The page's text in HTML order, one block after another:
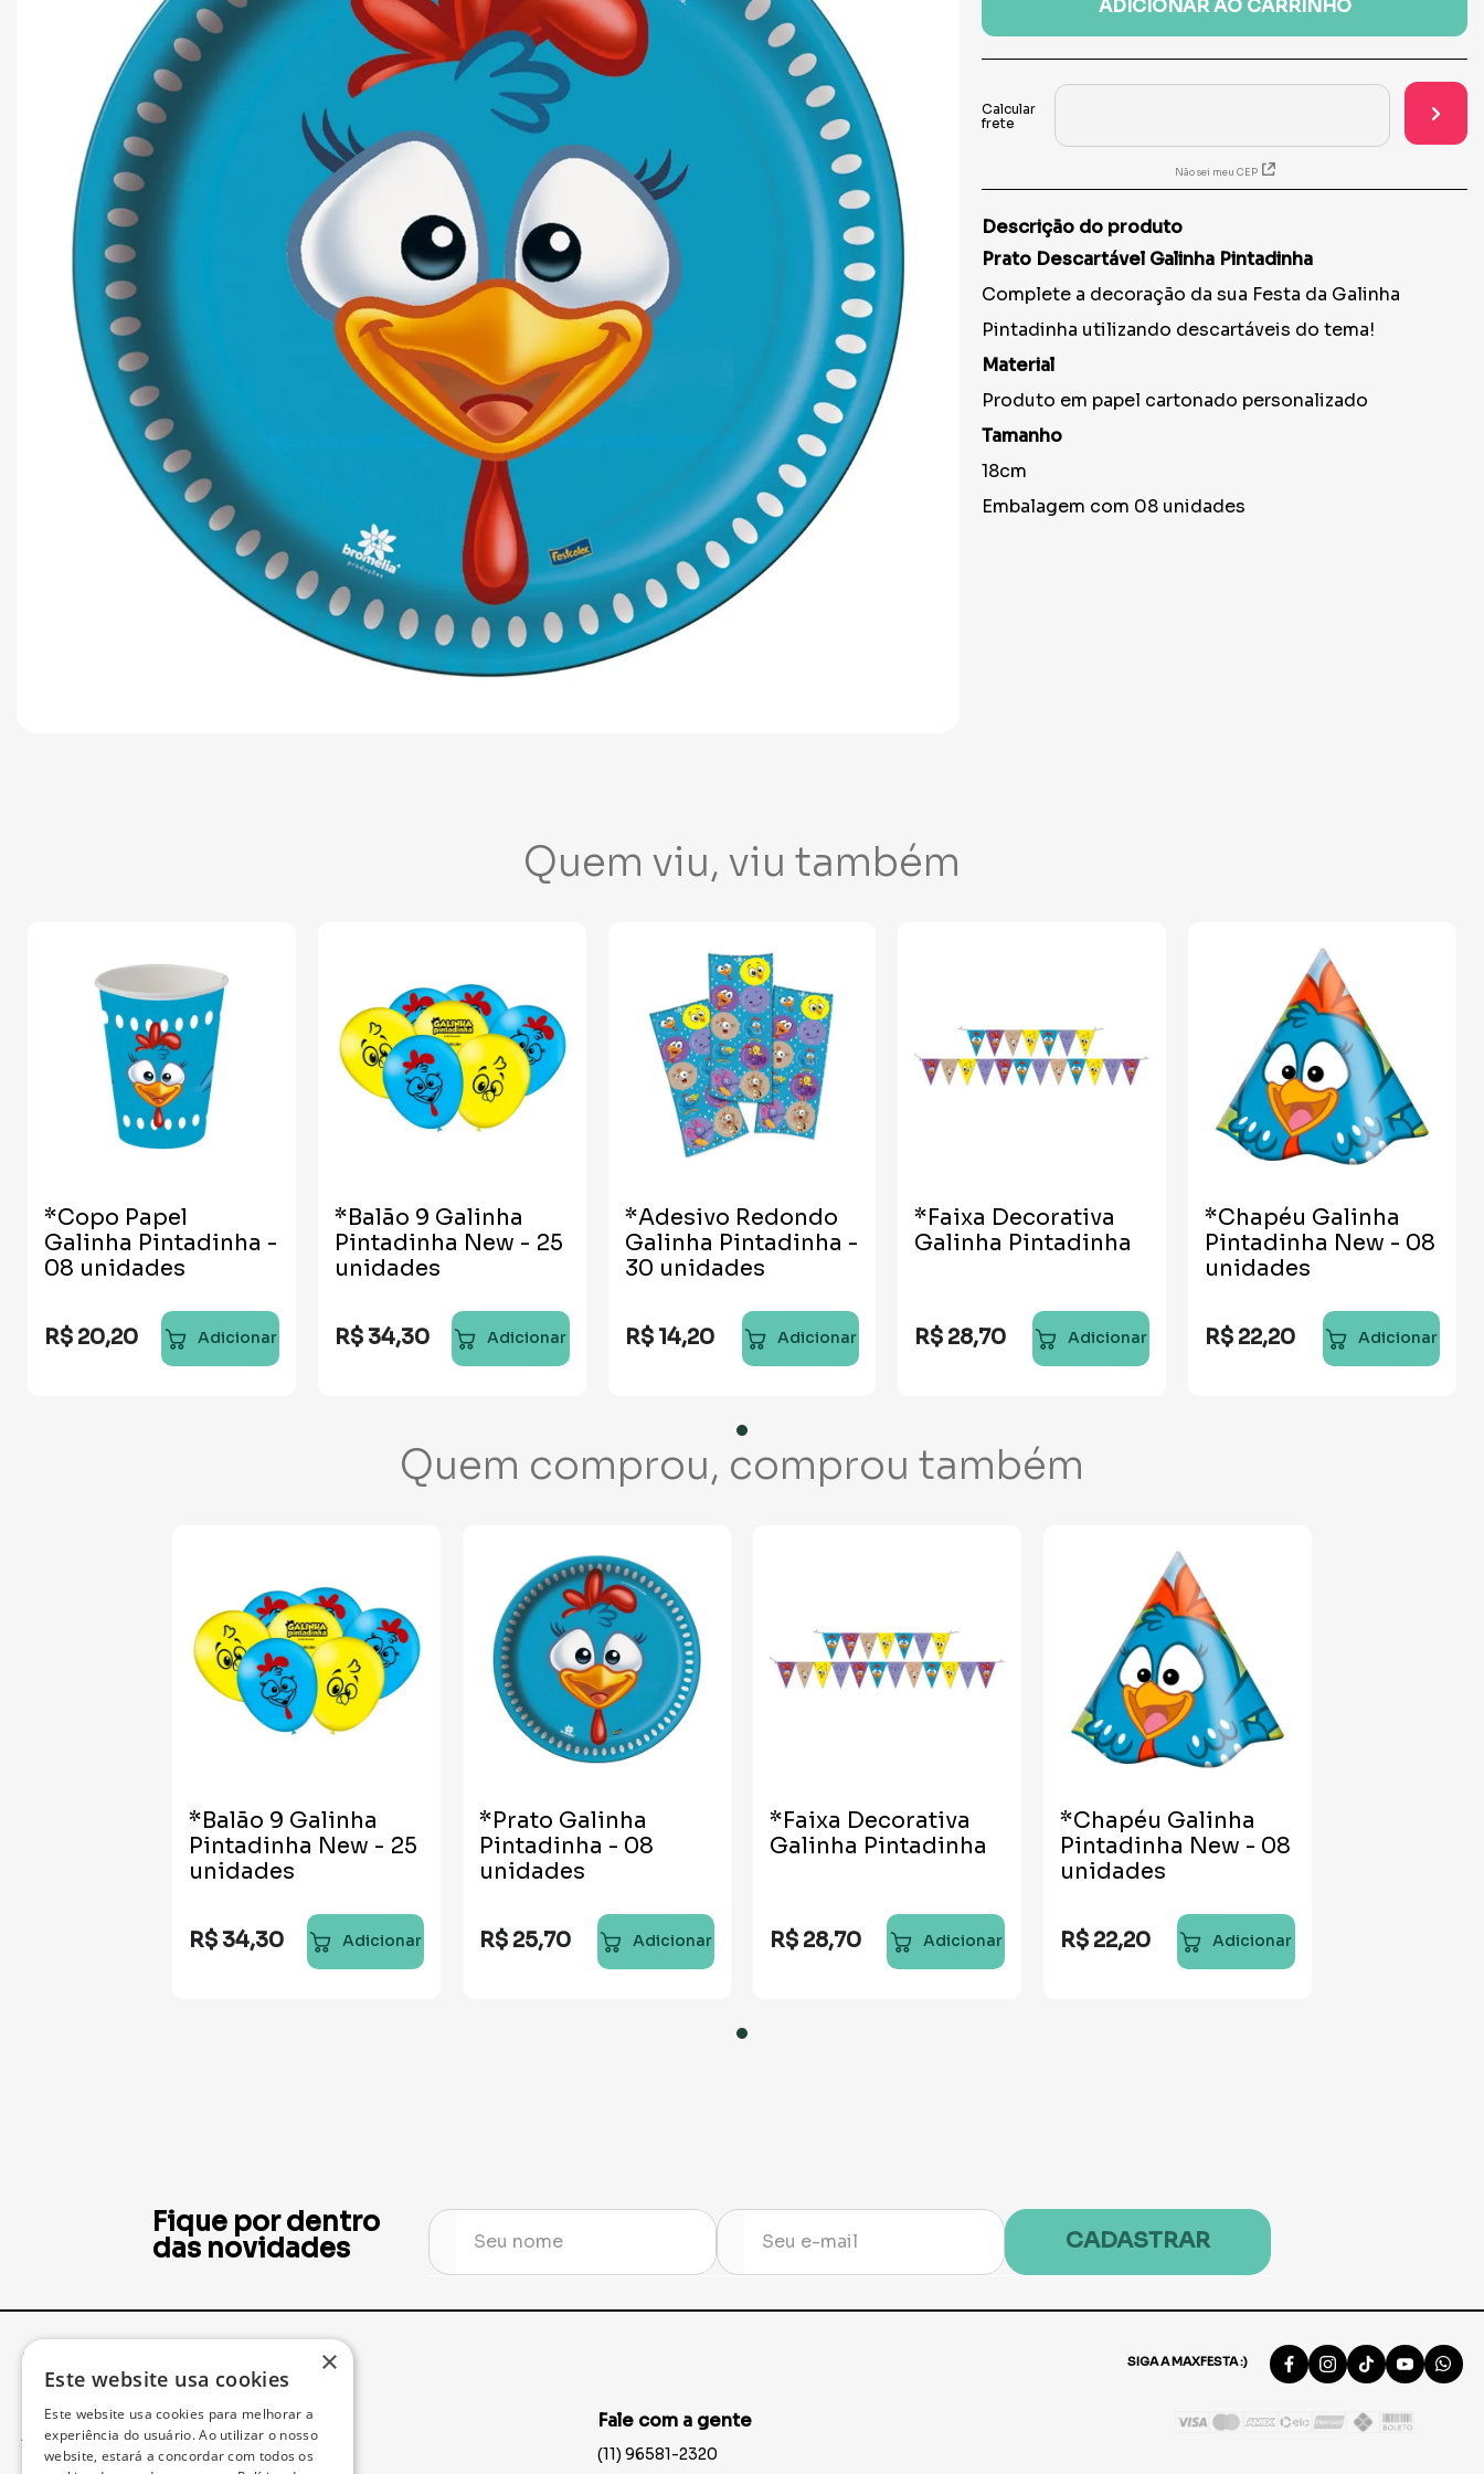
10 º festa neon
ADICIONAR AO CARRINHO
Não sei meu CEP
Descrição do produto
Prato Descartável Galinha Pintadinha
Complete a decoração da sua Festa da Galinha
Pintadinha utilizando descartáveis do tema!
Material
Produto em papel cartonado personalizado
Tamanho
18cm
Embalagem com 08 unidades
Quem viu, viu também
*Copo Papel
Galinha Pintadinha -
08 unidades
R$ 20,20 Adicionar
*Balão 9 Galinha
Pintadinha New - 25
unidades
R$ 34,30 Adicionar
*Adesivo Redondo
Galinha Pintadinha -
30 unidades
R$ 14,20 Adicionar
*Faixa Decorativa
Galinha Pintadinha
R$ 28,70 Adicionar
*Chapéu Galinha
Pintadinha New - 08
unidades
R$ 22,20 Adicionar
Quem comprou, comprou também
*Balão 9 Galinha
Pintadinha New - 25
unidades
R$ 34,30 Adicionar
*Prato Galinha
Pintadinha - 08
unidades
R$ 25,70 Adicionar
*Faixa Decorativa
Galinha Pintadinha
R$ 28,70 Adicionar
*Chapéu Galinha
Pintadinha New - 08
unidades
R$ 22,20 Adicionar
Fique por dentro
das novidades
CADASTRAR
Institucional SIGA A MAXFESTA :)
Acompanhe seu Pedido
Fale com a gente
(11) 96581-2320
×
Este website usa cookies
Este website usa cookies para melhorar a
experiência do usuário. Ao utilizar o nosso
website, estará a concordar com todos os